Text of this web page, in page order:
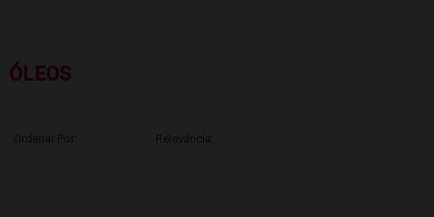
ÓLEOS
Ordenar Por: Relevância